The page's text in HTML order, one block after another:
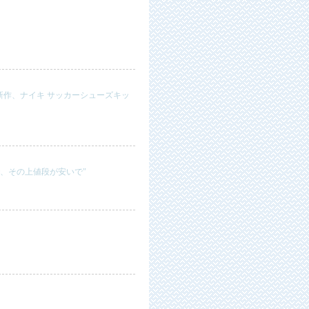
、ナイキ サッカーシューズキッ
その上値段が安いで"